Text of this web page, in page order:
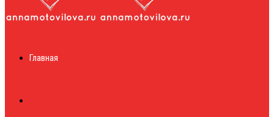
журналГлавная